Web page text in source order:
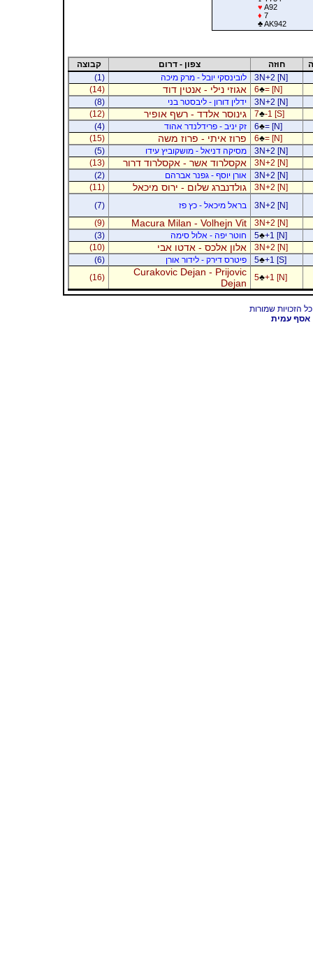
♥ A92
♦ 7
♣AK942
חוזה צפון - דרום
קבוצה
3N+2 [N]
לובינסקי יובל - מרק מיכה
(1)
6♣= [N] אגוזי נילי - אנטין דוד
(14)
3N+2 [N]
ידלין דורון - ליבסטר בני
(8)
7♣-1 [S] גינוסר אלדד - רשף אופיר
(12)
6♣= [N] זק יניב - פרידלנדר אהוד
(4)
6♣= [N] פרוז איתי - פרוז משה
(15)
3N+2 [N]
מסיקה דניאל - מושקוביץ עידו
(5)
3N+2 [N]
אקסלרוד אשר - אקסלרוד דרור
(13)
3N+2 [N]
אורן יוסף - גפנר אברהם
(2)
3N+2 [N]
גולדנברג שלום - ירוס מיכאל
(11)
3N+2 [N]
בראל מיכאל - כץ פז
(7)
3N+2 [N]
Macura Milan - Volhejn Vit
(9)
5♣+1 [N] חוטר יפה - אלול סימה
(3)
3N+2 [N]
אלון אלכס - אדטו אבי
(10)
5♣+1 [S] פיטרס דירק - לידור אורן
(6)
5♣+1 [N]
Curakovic Dejan - Prijovic
Dejan
(16)
אסף עמית